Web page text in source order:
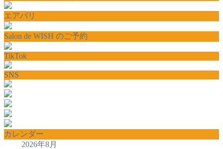
エアバリ
Salon de WISH のご予約
TikTok
SNS
カレンダー
2026年8月